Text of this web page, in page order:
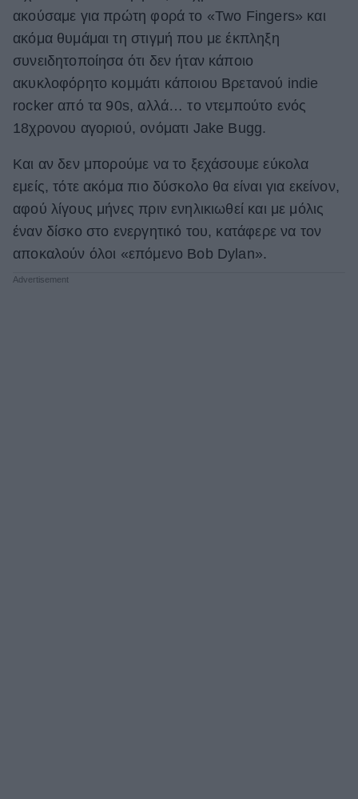
ΒΟΞ
Χωρίς Ταμπέλες
Women's Forum
Hautes Grecians
ακούσαμε για πρώτη φορά το «Two Fingers» και
ακόμα θυμάμαι τη στιγμή που με έκπληξη
συνειδητοποίησα ότι δεν ήταν κάποιο
ακυκλοφόρητο κομμάτι κάποιου Βρετανού indie
rocker από τα 90s, αλλά… το ντεμπούτο ενός
18χρονου αγοριού, ονόματι Jake Bugg.
Και αν δεν μπορούμε να το ξεχάσουμε εύκολα
εμείς, τότε ακόμα πιο δύσκολο θα είναι για εκείνον,
αφού λίγους μήνες πριν ενηλικιωθεί και με μόλις
έναν δίσκο στο ενεργητικό του, κατάφερε να τον
αποκαλούν όλοι «επόμενο Bob Dylan».